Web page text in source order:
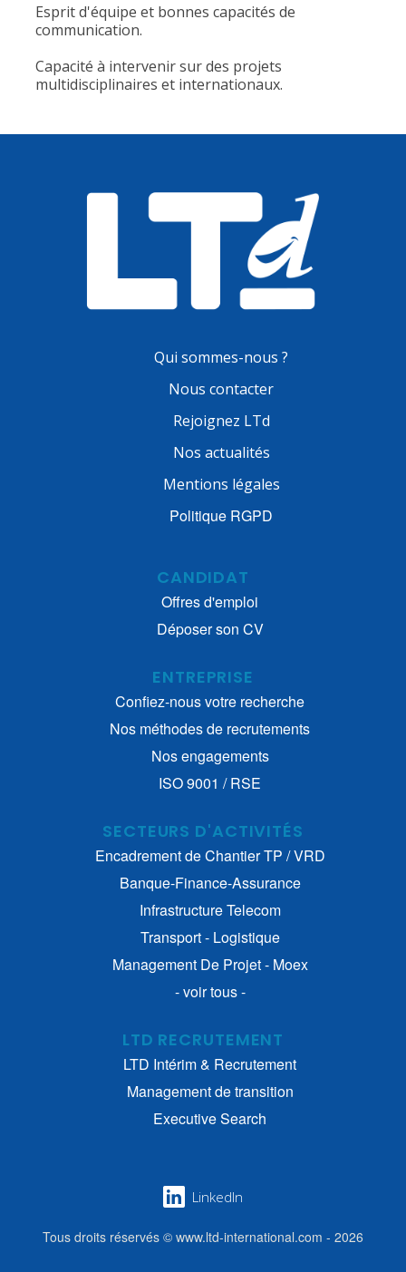
Esprit d'équipe et bonnes capacités de
communication.
Capacité à intervenir sur des projets
multidisciplinaires et internationaux.
Qui sommes-nous ?
Nous contacter
Rejoignez LTd
Nos actualités
Mentions légales
Politique RGPD
CANDIDAT
Offres d'emploi
Déposer son CV
ENTREPRISE
Confiez-nous votre recherche
Nos méthodes de recrutements
Nos engagements
ISO 9001 / RSE
SECTEURS D'ACTIVITÉS
Encadrement de Chantier TP / VRD
Banque-Finance-Assurance
Infrastructure Telecom
Transport - Logistique
Management De Projet - Moex
- voir tous -
LTD RECRUTEMENT
LTD Intérim & Recrutement
Management de transition
Executive Search
LinkedIn
Tous droits réservés © www.ltd-international.com - 2026